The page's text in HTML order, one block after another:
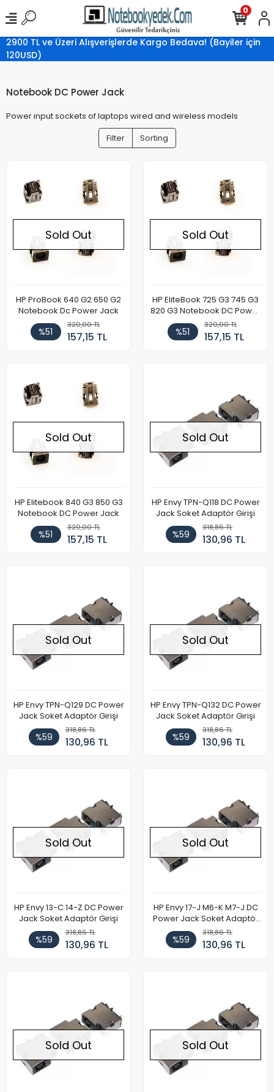
2900 TL ve Üzeri Alışverişlerde Kargo Bedava! (Bayiler için
120USD)
0
Notebook DC Power Jack
Power input sockets of laptops wired and wireless models
Filter
Sorting
Sold Out
HP ProBook 640 G2 650 G2
Notebook Dc Power Jack
%51
320,00 TL
157,15 TL
Sold Out
HP EliteBook 725 G3 745 G3
820 G3 Notebook DC Power
Jack
%51
320,00 TL
157,15 TL
Sold Out
HP Elitebook 840 G3 850 G3
Notebook DC Power Jack
%51
320,00 TL
157,15 TL
Sold Out
HP Envy TPN-Q118 DC Power
Jack Soket Adaptör Girişi
%59
318,86 TL
130,96 TL
Sold Out
HP Envy TPN-Q129 DC Power
Jack Soket Adaptör Girişi
%59
318,86 TL
130,96 TL
Sold Out
HP Envy TPN-Q132 DC Power
Jack Soket Adaptör Girişi
%59
318,86 TL
130,96 TL
Sold Out
HP Envy 13-C 14-Z DC Power
Jack Soket Adaptör Girişi
%59
318,86 TL
130,96 TL
Sold Out
HP Envy 17-J M6-K M7-J DC
Power Jack Soket Adaptör
Girişi
%59
318,86 TL
130,96 TL
Sold Out Sold Out